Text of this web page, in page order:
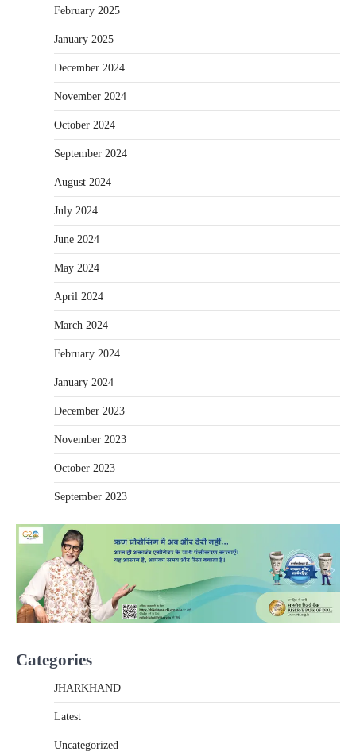
February 2025
January 2025
December 2024
November 2024
October 2024
September 2024
August 2024
July 2024
June 2024
May 2024
April 2024
March 2024
February 2024
January 2024
December 2023
November 2023
October 2023
September 2023
Categories
JHARKHAND
Latest
Uncategorized